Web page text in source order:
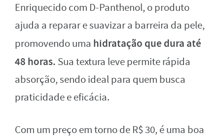
Enriquecido com D-Panthenol, o produto
ajuda a reparar e suavizar a barreira da pele,
promovendo uma hidratação que dura até
48 horas. Sua textura leve permite rápida
absorção, sendo ideal para quem busca
praticidade e eficácia.
Com um preço em torno de R$ 30, é uma boa